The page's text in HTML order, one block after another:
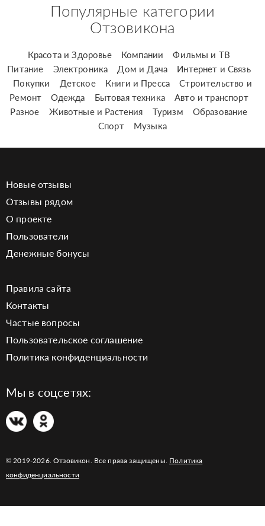
Популярные категории
Отзовикона
Красота и Здоровье Компании
Фильмы и ТВ
Питание
Электроника Дом и Дача
Интернет и Связь
Покупки
Детское Книги и Пресса
Строительство и
Ремонт
Одежда Бытовая техника
Авто и транспорт
Разное
Животные и Растения Туризм
Образование
Спорт
Музыка
Новые отзывы
Отзывы рядом
О проекте
Пользователи
Денежные бонусы
Правила сайта
Контакты
Частые вопросы
Пользовательское соглашение
Политика конфиденциальности
Мы в соцсетях:
© 2019-2026. Отзовикон. Все права защищены. Политика
конфиденциальности